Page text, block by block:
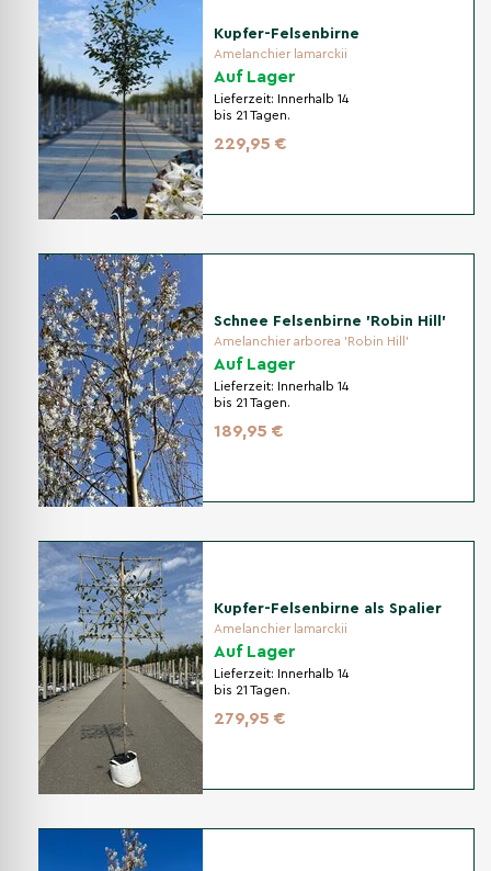
Kupfer-Felsenbirne
Amelanchier lamarckii
Auf Lager
Lieferzeit:
Innerhalb 14
bis 21 Tagen.
229,95 €
Schnee Felsenbirne 'Robin Hill'
Amelanchier arborea 'Robin Hill'
Auf Lager
Lieferzeit:
Innerhalb 14
bis 21 Tagen.
189,95 €
Kupfer-Felsenbirne als Spalier
Amelanchier lamarckii
Auf Lager
Lieferzeit:
Innerhalb 14
bis 21 Tagen.
279,95 €